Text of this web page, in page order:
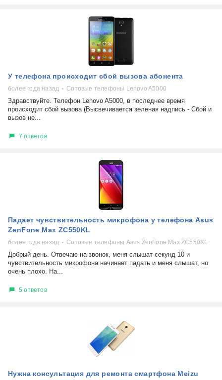
У телефона происходит сбой вызова абонента
более года назад Сотовые телефоны Lenovo A5000
Здравствуйте. Телефон Lenovo A5000, в последнее время
происходит сбой вызова (Высвечивается зеленая надпись - Сбой и
вызов не...
7 ответов
Падает чувствительность микрофона у телефона Asus
ZenFone Max ZC550KL
более года назад Сотовые телефоны Asus ZenFone Max ZC550KL
Добрый день. Отвечаю на звонок, меня слышат секунд 10 и
чувствительность микрофона начинает падать и меня слышат, но
очень плохо. На...
5 ответов
Нужна консультация для ремонта смартфона Meizu